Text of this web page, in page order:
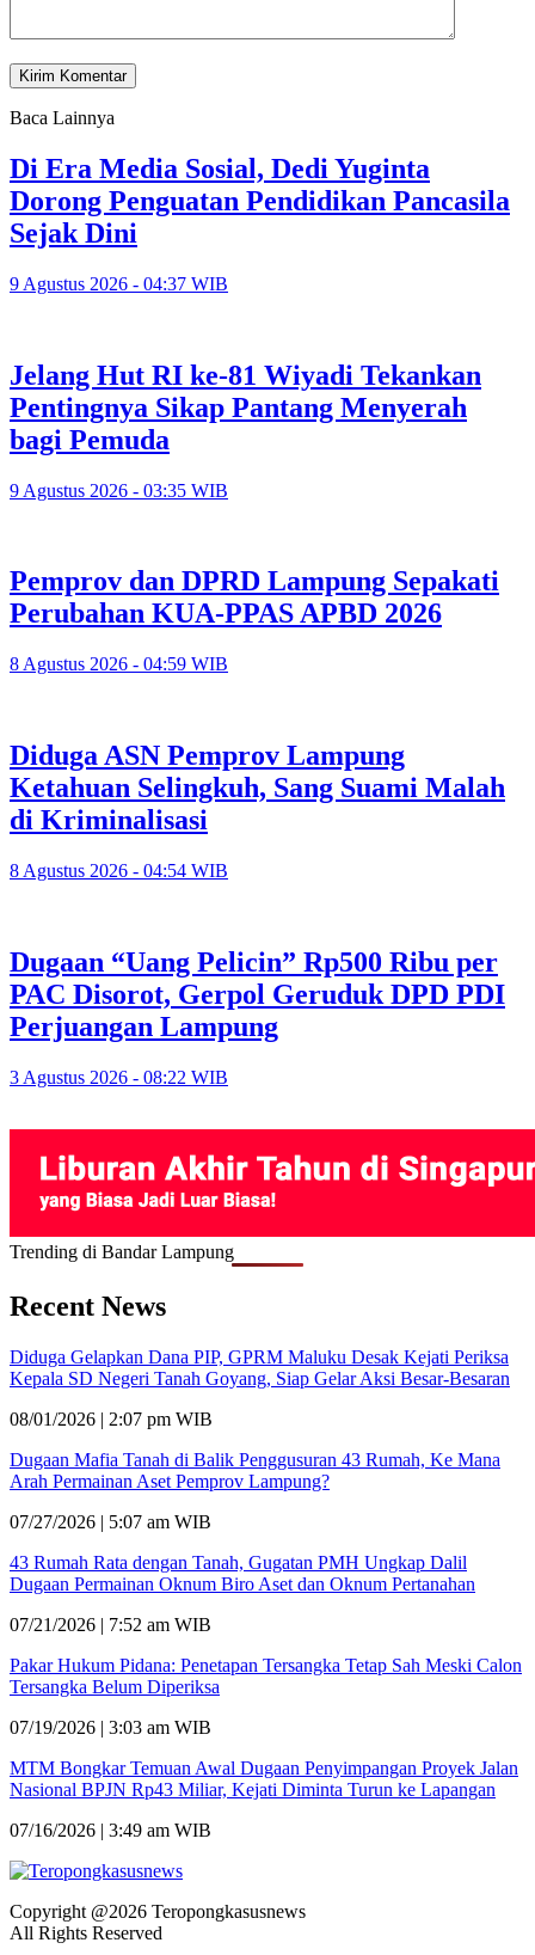
Baca Lainnya
Di Era Media Sosial, Dedi Yuginta
Dorong Penguatan Pendidikan Pancasila
Sejak Dini
9 Agustus 2026 - 04:37 WIB
Jelang Hut RI ke-81 Wiyadi Tekankan
Pentingnya Sikap Pantang Menyerah
bagi Pemuda
9 Agustus 2026 - 03:35 WIB
Pemprov dan DPRD Lampung Sepakati
Perubahan KUA-PPAS APBD 2026
8 Agustus 2026 - 04:59 WIB
Diduga ASN Pemprov Lampung
Ketahuan Selingkuh, Sang Suami Malah
di Kriminalisasi
8 Agustus 2026 - 04:54 WIB
Dugaan “Uang Pelicin” Rp500 Ribu per
PAC Disorot, Gerpol Geruduk DPD PDI
Perjuangan Lampung
3 Agustus 2026 - 08:22 WIB
Trending di Bandar Lampung
Recent News
Diduga Gelapkan Dana PIP, GPRM Maluku Desak Kejati Periksa
Kepala SD Negeri Tanah Goyang, Siap Gelar Aksi Besar-Besaran
08/01/2026 | 2:07 pm WIB
Dugaan Mafia Tanah di Balik Penggusuran 43 Rumah, Ke Mana
Arah Permainan Aset Pemprov Lampung?
07/27/2026 | 5:07 am WIB
43 Rumah Rata dengan Tanah, Gugatan PMH Ungkap Dalil
Dugaan Permainan Oknum Biro Aset dan Oknum Pertanahan
07/21/2026 | 7:52 am WIB
Pakar Hukum Pidana: Penetapan Tersangka Tetap Sah Meski Calon
Tersangka Belum Diperiksa
07/19/2026 | 3:03 am WIB
MTM Bongkar Temuan Awal Dugaan Penyimpangan Proyek Jalan
Nasional BPJN Rp43 Miliar, Kejati Diminta Turun ke Lapangan
07/16/2026 | 3:49 am WIB
Copyright @2026 Teropongkasusnews
All Rights Reserved